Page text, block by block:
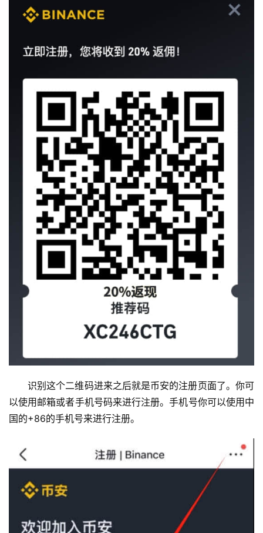
币
新
闻
识别这个二维码进来之后就是币安的注册页面了。你可
以使用邮箱或者手机号码来进行注册。手机号你可以使用中
国的+86的手机号来进行注册。